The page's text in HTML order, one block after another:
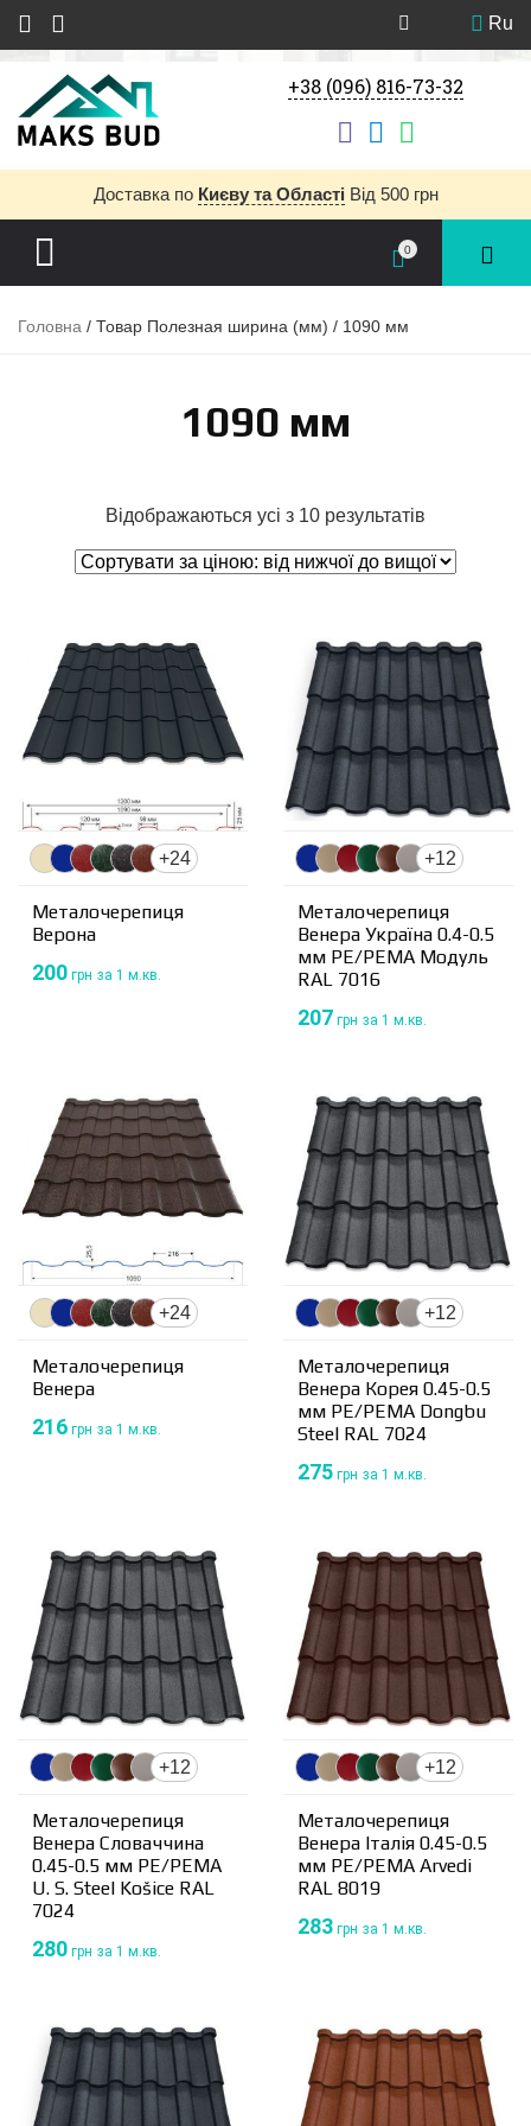
Ru
+38 (096) 816-73-32
Доставка по Києву та Області Від 500 грн
0
Головна / Товар Полезная ширина (мм) / 1090 мм
1090 мм
Відображаються усі з 10 результатів
+24
Металочерепиця
Верона
200 грн за 1 м.кв.
+12
Металочерепиця
Венера Україна 0.4-0.5
мм PE/PEMA Модуль
RAL 7016
207 грн за 1 м.кв.
+24
Металочерепиця
Венера
216 грн за 1 м.кв.
+12
Металочерепиця
Венера Корея 0.45-0.5
мм PE/PEMA Dongbu
Steel RAL 7024
275 грн за 1 м.кв.
+12
Металочерепиця
Венера Словаччина
0.45-0.5 мм PE/PEMA
U. S. Steel Košice RAL
7024
280 грн за 1 м.кв.
+12
Металочерепиця
Венера Італія 0.45-0.5
мм PE/PEMA Arvedi
RAL 8019
283 грн за 1 м.кв.